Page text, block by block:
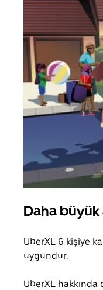
Daha büyük
UberXL 6 kişiye
uygundur.
UberXL